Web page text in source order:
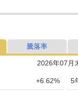
騰落率
2026年07月
+6.62% 5